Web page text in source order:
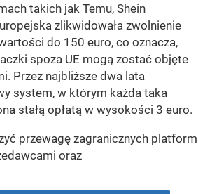
takich jak Temu, Shein
zlikwidowała zwolnienie
do 150 euro, co oznacza,
spoza UE mogą zostać objęte
Przez najbliższe dwa lata
system, w którym każda taka
stałą opłatą w wysokości 3 euro.
przewagę zagranicznych platform
oraz